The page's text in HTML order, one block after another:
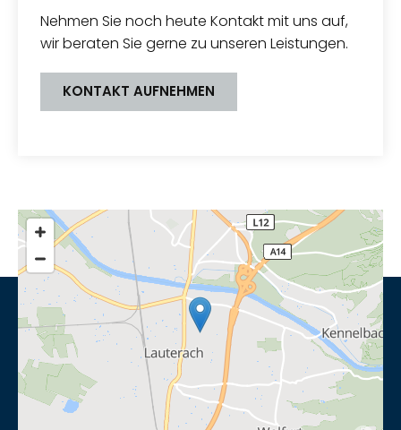
Nehmen Sie noch heute Kontakt mit uns auf,
wir beraten Sie gerne zu unseren Leistungen.
KONTAKT AUFNEHMEN